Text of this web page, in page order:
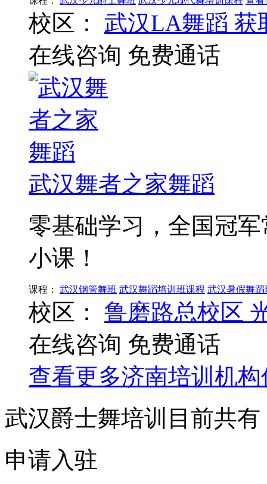
校区： 武汉LA舞蹈 获
在线咨询 免费通话
武汉舞者之家舞蹈
零基础学习，全国冠
小课！
课程： 武汉钢管舞班 武汉舞蹈培训班课程 武汉暑假舞蹈
校区： 鲁磨路总校区
在线咨询 免费通话
查看更多济南培训机构
武汉爵士舞培训目前共有
申请入驻